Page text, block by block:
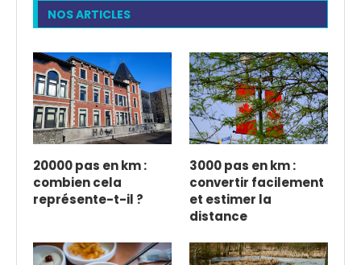
NOS ARTICLES
20000 pas en km :
combien cela
représente-t-il ?
3000 pas en km :
convertir facilement
et estimer la
distance